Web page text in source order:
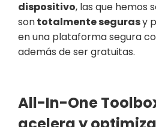
dispositivo, las que hemos
sontotalmente segurasy
en una plataforma segura
además de ser gratuitas.
All-In-One